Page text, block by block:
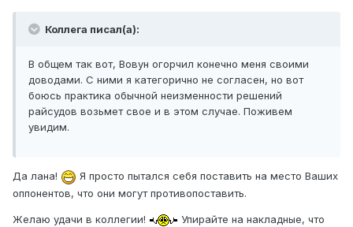
Коллега писал(а):
В общем так вот, Вовун огорчил конечно меня своими
доводами. С ними я категорично не согласен, но вот
боюсь практика обычной неизменности решений
райсудов возьмет свое и в этом случае. Поживем
увидим.
Да лана!
Я просто пытался себя поставить на место Ваших
оппонентов, что они могут противопоставить.
Желаю удачи в коллегии!
Упирайте на накладные, что